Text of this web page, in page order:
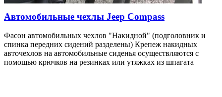
Автомобильные чехлы Jeep Compass
Фасон автомобильных чехлов "Накидной" (подголовник и
спинка передних сидений разделены) Крепеж накидных
авточехлов на автомобильные сиденья осуществляются с
помощью крючков на резинках или утяжках из шпагата